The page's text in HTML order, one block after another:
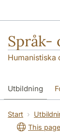
Språk-
Humanistiska
Utbildning
SOL-husen
översättning
Start
This